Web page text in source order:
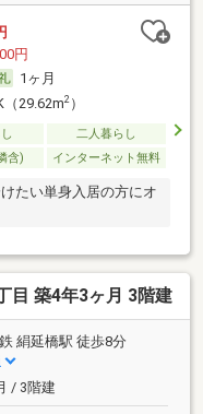
円
1ヶ月
（29.62m2）
二人暮らし
含) インターネット無料
たい単身入居の方にオ
目 築4年3ヶ月 3階建
絹延橋駅 徒歩8分
/ 3階建